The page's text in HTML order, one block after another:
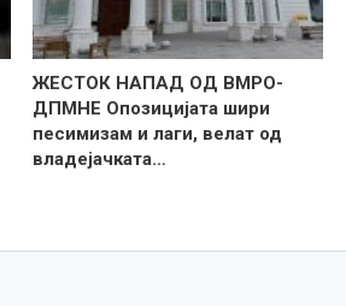
ЖЕСТОК НАПАД ОД ВМРО-
ДПМНЕ Опозицијата шири
песимизам и лаги, велат од
владејачката…